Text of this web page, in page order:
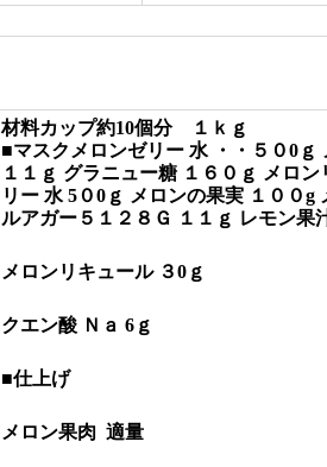
材料カップ約10個分 １ｋ
■マスクメロンゼリー 水 ・・５０0
１１ｇ グラニュー糖 １６０ｇ メロ
リー 水 5０0ｇ メロンの果実 １００g
ルアガー５１２８Ｇ １１ｇ レモン果
メロンリキュール ３0ｇ
クエン酸 Ｎａ 6ｇ
■仕上げ
メロン果肉 適量